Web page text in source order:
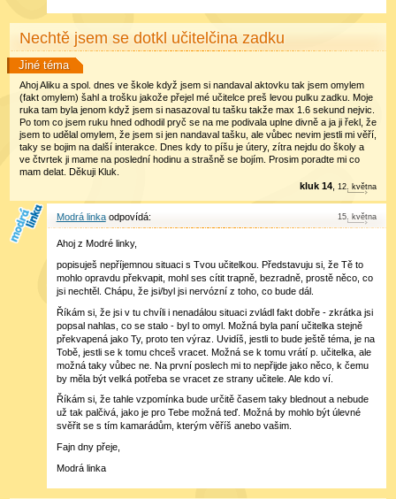
Nechtě jsem se dotkl učitelčina zadku
Jiné téma
Ahoj Aliku a spol. dnes ve škole když jsem si nandaval aktovku tak jsem omylem
(fakt omylem) šahl a trošku jakože přejel mé učitelce preš levou pulku zadku. Moje
ruka tam byla jenom když jsem si nasazoval tu tašku takže max 1.6 sekund nejvic.
Po tom co jsem ruku hned odhodil pryč se na me podivala uplne divně a ja ji řekl, že
jsem to udělal omylem, že jsem si jen nandaval tašku, ale vůbec nevim jestli mi věří,
taky se bojim na další interakce. Dnes kdy to píšu je útery, zítra nejdu do školy a
ve čtvrtek ji mame na poslední hodinu a strašně se bojím. Prosim poradte mi co
mam delat. Děkuji Kluk.
kluk 14 ,12. května
Modrá linka 15 května
Ahoj z Modré linky,
popisuješ nepříjemnou situaci s Tvou učitelkou. Představuju si, že Tě to
mohlo opravdu překvapit, mohl ses cítit trapně, bezradně, prostě něco, co
jsi nechtěl. Chápu, že jsi/byl jsi nervózní z toho, co bude dál.
Říkám si, že jsi v tu chvíli i nenadálou situaci zvládl fakt dobře - zkrátka jsi
popsal nahlas, co se stalo - byl to omyl. Možná byla paní učitelka stejně
překvapená jako Ty, proto ten výraz. Uvidíš, jestli to bude ještě téma, je na
Tobě, jestli se k tomu chceš vracet. Možná se k tomu vrátí p. učitelka, ale
možná taky vůbec ne. Na první poslech mi to nepřijde jako něco, k čemu
by měla být velká potřeba se vracet ze strany učitele. Ale kdo ví.
Říkám si, že tahle vzpomínka bude určitě časem taky blednout a nebude
už tak palčivá, jako je pro Tebe možná teď. Možná by mohlo být úlevné
svěřit se s tím kamarádům, kterým věříš anebo vašim.
Fajn dny přeje,
Modrá linka